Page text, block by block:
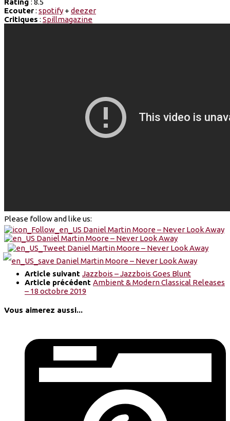
Rating : 8.5
Ecouter: spotify + deezer
Critiques : Spillmagazine
Please follow and like us:
Article suivant Jazzbois – Jazzbois Goes Blunt
Article précédent Ambient & Modern Classical Releases
– 18 octobre 2019
Vous aimerez aussi...